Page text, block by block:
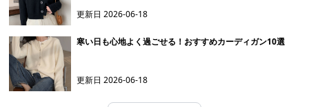
更新日2026-06-18
寒い日も心地よく過ごせる！おすすめカーディガン10選
更新日2026-06-18